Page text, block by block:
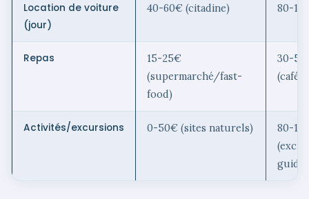
Location de voiture
(jour)
40-60€ (citadine) 80-
Repas
15-25€
(supermarché/fast-
food)
30-
(café/
Activités/excursions 0-50€ (sites naturels)
80-